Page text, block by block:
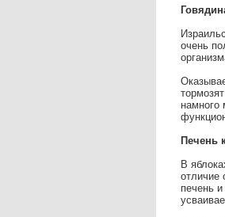
очень
намного
Печень
В
отличие
печень